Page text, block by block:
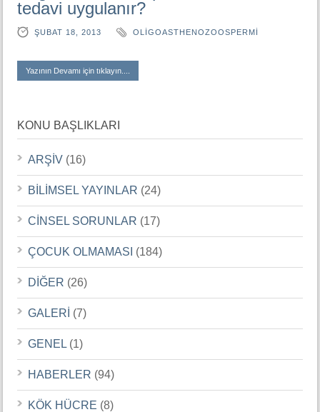
tedavi uygulanır?
ŞUBAT 18, 2013 OLIGOASTHENOZOOSPERMI
Yazının Devamı için tıklayın....
KONU BAŞLIKLARI
ARŞİV (16)
BİLİMSEL YAYINLAR (24)
CİNSEL SORUNLAR (17)
ÇOCUK OLMAMASI (184)
DİĞER (26)
GALERİ (7)
GENEL (1)
HABERLER (94)
KÖK HÜCRE (8)